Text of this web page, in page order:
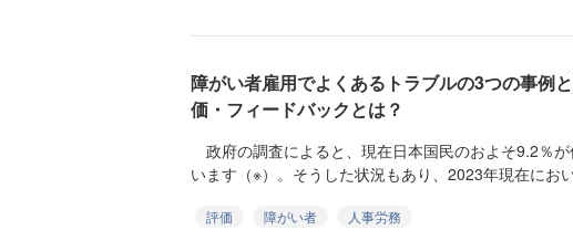
障がい者雇用でよくあるトラブルの3つの事例
価・フィードバックとは？
政府の調査によると、現在日本国民のおよそ9.2％
います（※）。そうした状況もあり、2023年現在にお
評価 障がい者
人事労務